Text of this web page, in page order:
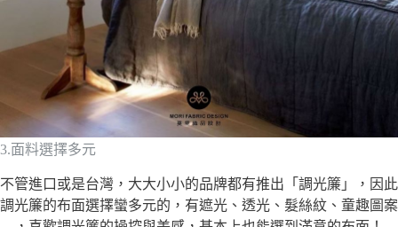
3.面料選擇多元
不管進口或是台灣，大大小小的品牌都有推出「調光簾」，因此
調光簾的布面選擇蠻多元的，有遮光、透光、髮絲紋、童趣圖案